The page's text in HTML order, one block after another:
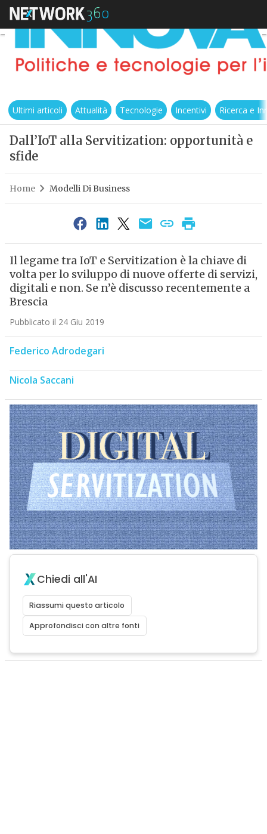
Ultimi articoli Attualità Tecnologie Incentivi Ricerca e
Dall’IoT alla Servitization: opportunità e
sfide
Home Modelli Di Business
Il legame tra IoT e Servitization è la chiave di
volta per lo sviluppo di nuove offerte di servizi,
digitali e non. Se n’è discusso recentemente a
Brescia
Pubblicato il 24 Giu 2019
Federico Adrodegari
Nicola Saccani
Chiedi all'AI
Riassumi questo articolo
Approfondisci con altre fonti